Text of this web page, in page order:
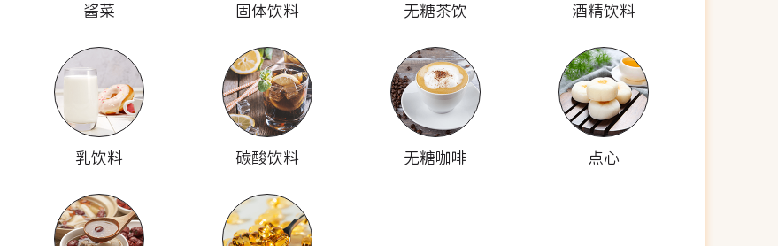
酱菜 固体饮料 无糖茶饮 酒精饮料
乳饮料 碳酸饮料 无糖咖啡 点心